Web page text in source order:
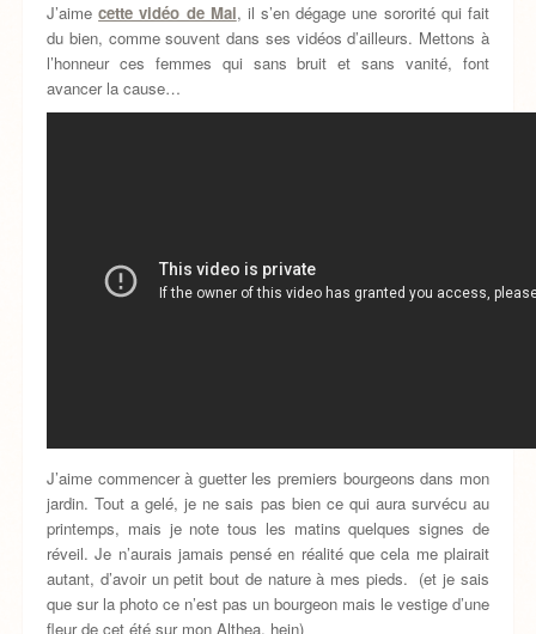
J’aimecette vidéo de Mai, il s’en dégage une sororité qui fait
du bien, comme souvent dans ses vidéos d’ailleurs. Mettons à
l’honneur ces femmes qui sans bruit et sans vanité, font
avancer la cause…
J’aime commencer à guetter les premiers bourgeons dans mon
jardin. Tout a gelé, je ne sais pas bien ce qui aura survécu au
printemps, mais je note tous les matins quelques signes de
réveil. Je n’aurais jamais pensé en réalité que cela me plairait
autant, d’avoir un petit bout de nature à mes pieds. (et je sais
que sur la photo ce n’est pas un bourgeon mais le vestige d’une
fleur de cet été sur mon Althea, hein)